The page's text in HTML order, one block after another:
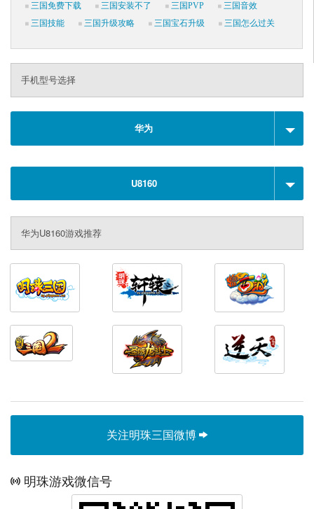
三国免费下载
三国安装不了 三国PVP
三国音效
三国技能
三国升级攻略 三国宝石升级 三国怎么过关
手机型号选择
华为
U8160
华为U8160游戏推荐
关注明珠三国微博
明珠游戏微信号